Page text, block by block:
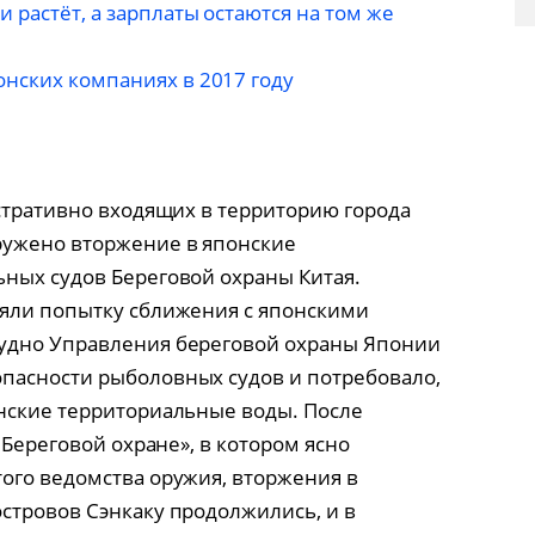
а зарплаты остаются на том же
компаниях в 2017 году
входящих в территорию города
вторжение в японские
судов Береговой охраны Китая.
попытку сближения с японскими
Управления береговой охраны Японии
рыболовных судов и потребовало,
территориальные воды. После
охране», в котором ясно
ведомства оружия, вторжения в
Сэнкаку продолжились, и в